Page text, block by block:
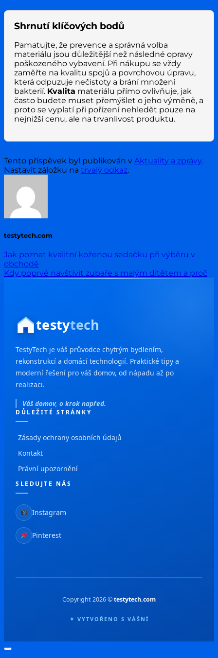
Shrnutí klíčových bodů
Pamatujte, že prevence a správná volba
materiálu jsou důležitější než následné opravy
poškozeného vybavení. Při nákupu se vždy
zaměřte na kvalitu spojů a povrchovou úpravu,
která odpuzuje nečistoty a brání množení
bakterií. Kvalita materiálu přímo ovlivňuje, jak
často budete muset přemýšlet o jeho výměně, a
proto se vyplatí při pořízení nehledět pouze na
nejnižší cenu, ale na trvanlivost produktu.
Tento příspěvek byl publikován v Aktuality a zprávy.
Nastavit záložku na trvalý odkaz.
testytech.com
Jak poznat kvalitní koženou sedačku při výběru v
obchodě
Kdy poprvé navštívit zubaře s malým dítětem a proč
testytech
TestyTech je váš průvodce chytrým bydlením,
rekonstrukcí a domácí technologií. Praktické tipy a
moderní řešení pro váš domov, od nápadu až po
realizaci.
Váš domov, o krok napřed.
DŮLEŽITÉ STRÁNKY
Zásady ochrany osobních údajů
Kontakt
Právní upozornění
SLEDUJTE NÁS
Instagram
Pinterest
Copyright 2026 ©testytech.com
✦ VYTVOŘENO S VÁŠNÍ